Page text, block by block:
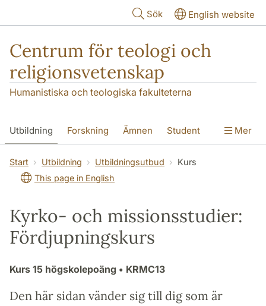
Sök English website
Centrum för teologi och
religionsvetenskap
Humanistiska och teologiska fakulteterna
Utbildning Forskning Ämnen Student
Institutionen
Mer
Start Utbildning Utbildningsutbud
Kurs
This page in English
Kyrko- och missionsstudier:
Fördjupningskurs
Kurs 15 högskolepoäng • KRMC13
Den här sidan vänder sig till dig som är